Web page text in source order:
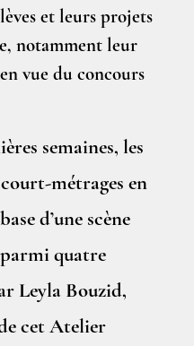
et leurs projets
notamment leur
vue du concours
semaines, les
métrages en
d’une scène
parmi quatre
Leyla Bouzid,
cet Atelier